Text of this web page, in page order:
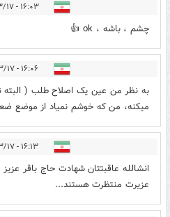
۱۶:۰۳ - ۱۴۰۵/۰۳/۱۷
چشم ، باشه ، ok 👍
۱۶:۰۶ - ۱۴۰۵/۰۳/۱۷
به نظر من عین یک اصلاح طلب ( البته
میکنه، من که خوشم نمیاد از موضع
۱۶:۱۳ - ۱۴۰۵/۰۳/۱۷
انشالله عاقبتتان شهادت حاج باقر
عزیرت منتظرت هستند...